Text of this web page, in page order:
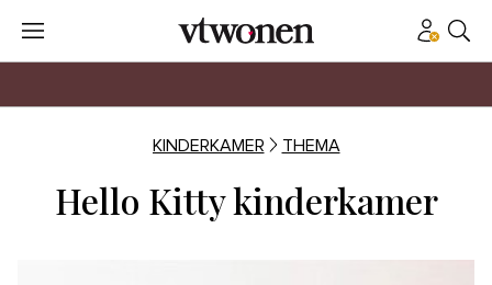
KINDERKAMER THEMA
Hello Kitty kinderkamer